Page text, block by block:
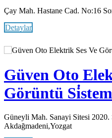
Çay Mah. Hastane Cad. No:16
Detaylar
Güven Oto
Görüntü
Güneyli Mah. Sanayi Sitesi
Akdağmadeni,Yozgat